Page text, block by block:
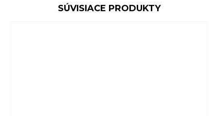
SÚVISIACE PRODUKTY